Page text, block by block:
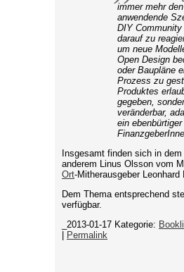
immer mehr
anwendende
DIY
darauf zu
um neue
Open Design
oder Baupläne
Prozess zu
Produktes
gegeben,
veränderbar,
ein
Insgesamt finden sich in
anderem Linus Olsson vom
Ort-Mitherausgeber Leonhard
Dem Thema entsprechend
verfügbar.
_2013-01-17 Kategorie:
Permalink